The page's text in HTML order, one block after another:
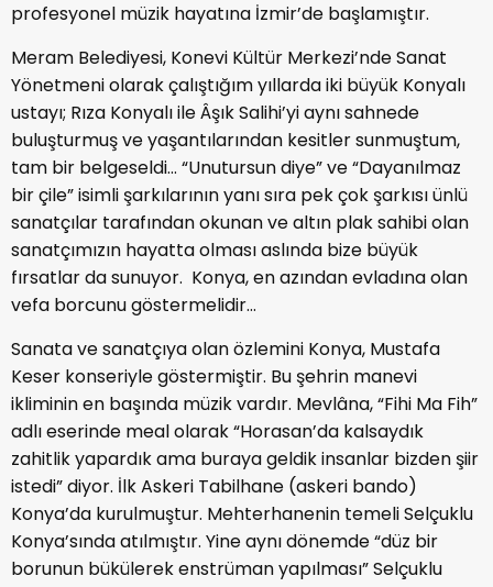
profesyonel müzik hayatına İzmir’de başlamıştır.
Meram Belediyesi, Konevi Kültür Merkezi’nde Sanat
Yönetmeni olarak çalıştığım yıllarda iki büyük Konyalı
ustayı; Rıza Konyalı ile Âşık Salihi’yi aynı sahnede
buluşturmuş ve yaşantılarından kesitler sunmuştum,
tam bir belgeseldi… “Unutursun diye” ve “Dayanılmaz
bir çile” isimli şarkılarının yanı sıra pek çok şarkısı ünlü
sanatçılar tarafından okunan ve altın plak sahibi olan
sanatçımızın hayatta olması aslında bize büyük
fırsatlar da sunuyor. Konya, en azından evladına olan
vefa borcunu göstermelidir…
Sanata ve sanatçıya olan özlemini Konya, Mustafa
Keser konseriyle göstermiştir. Bu şehrin manevi
ikliminin en başında müzik vardır. Mevlâna, “Fihi Ma Fih”
adlı eserinde meal olarak “Horasan’da kalsaydık
zahitlik yapardık ama buraya geldik insanlar bizden şiir
istedi” diyor. İlk Askeri Tabilhane (askeri bando)
Konya’da kurulmuştur. Mehterhanenin temeli Selçuklu
Konya’sında atılmıştır. Yine aynı dönemde “düz bir
borunun bükülerek enstrüman yapılması” Selçuklu